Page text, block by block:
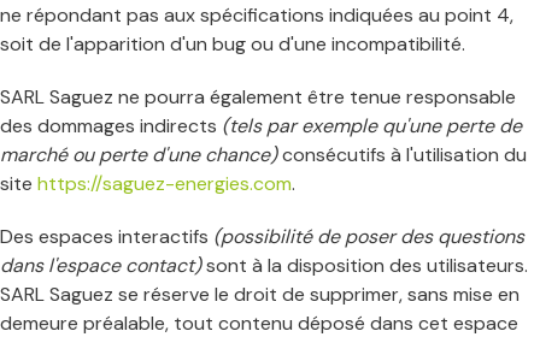
ne répondant pas aux spécifications indiquées au point 4,
soit de l'apparition d'un bug ou d'une incompatibilité.
SARL Saguez ne pourra également être tenue responsable
des dommages indirects (tels par exemple qu'une perte de
marché ou perte d'une chance)consécutifs à l'utilisation du
site https://saguez-energies.com.
Des espaces interactifs (possibilité de poser des questions
dans l'espace contact)sont à la disposition des utilisateurs.
SARL Saguez se réserve le droit de supprimer, sans mise en
demeure préalable, tout contenu déposé dans cet espace